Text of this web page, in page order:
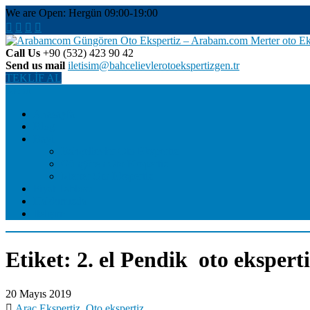
Skip
to
content
We are Open: Hergün 09:00-19:00
Arabamcom Güngören Oto
Günngören Oto Ekspertiz, En Çok Tercih Edilen, Güvenilir,
Call Us +90 (532) 423 90 42
Send us mail iletisim@bahcelievlerotoekspertizgen.tr
TEKLİF AL
Etiket: 2. el Pendik oto
20 Mayıs 2019